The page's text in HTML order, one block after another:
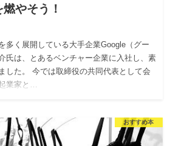
やそう！
多く展開している大手企業Google（グー
氏は、とあるベンチャー企業に入社し、素
した。 今では取締役の共同代表として会
業家と…
おすすめ本